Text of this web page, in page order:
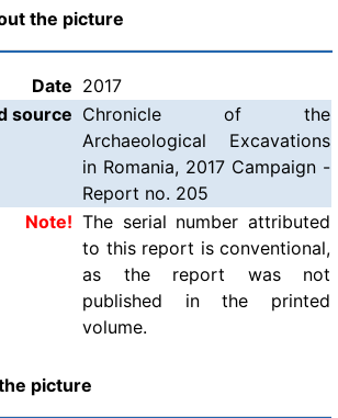
the picture
Date 2017
source Chronicle of the
Archaeological Excavations
in Romania, 2017 Campaign -
Report no. 205
Note! The serial number attributed
to this report is conventional,
as the report was not
published in the printed
volume.
picture